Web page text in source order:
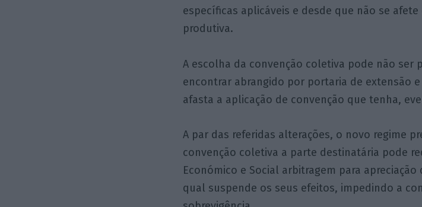
específicas aplicáveis e desde que não se
produtiva.
A escolha da convenção coletiva pode não ser
encontrar abrangido por portaria de extensão
afasta a aplicação de convenção que tenha,
A par das referidas alterações, o novo regime
convenção coletiva a parte destinatária pode
Económico e Social arbitragem para
qual suspende os seus efeitos, impedindo a